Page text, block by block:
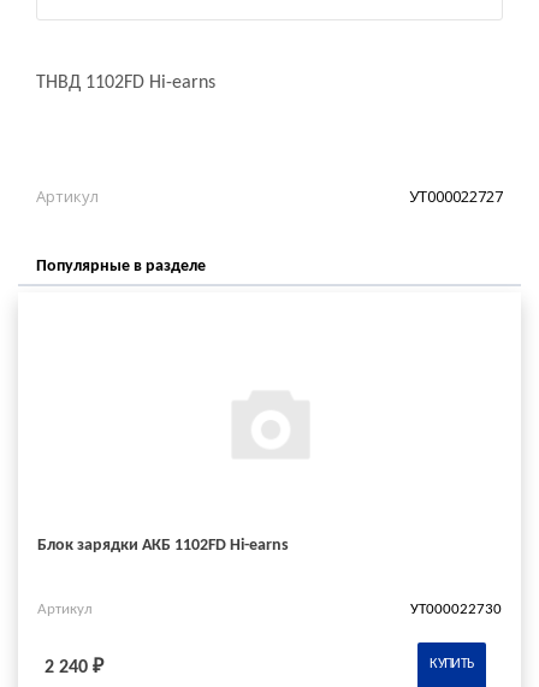
ТНВД 1102FD Hi-earns
Артикул УТ000022727
Популярные в разделе
Блок зарядки АКБ 1102FD Hi-earns
Артикул УТ000022730
2 240 ₽ КУПИТЬ